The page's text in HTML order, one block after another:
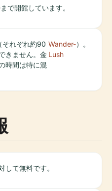
で開館しています。
それぞれ約90
きません。金
時間は特に混
Wander-
Lush
）。
して無料です。